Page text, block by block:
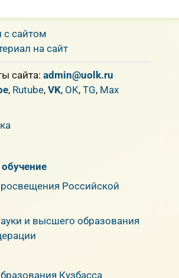
с сайтом
на сайт
сайта: admin@uolk.ru
, Rutube, VK, OK, TG, Max
Российской
и высшего образования
Кузбасса